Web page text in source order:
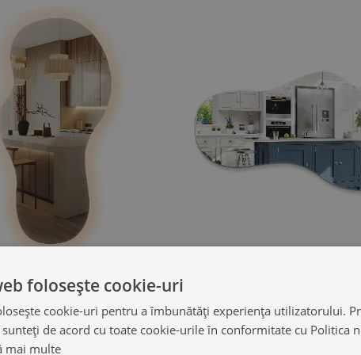
design modern(#lbled7-00000000)
40x80 cm 549.99 LEI dimensiuni din: 40x80 cm
folosește cookie-uri
cookie-uri pentru a îmbunătăți experiența utilizatorului.
de acord cu toate cookie-urile în conformitate cu Politica
mai multe